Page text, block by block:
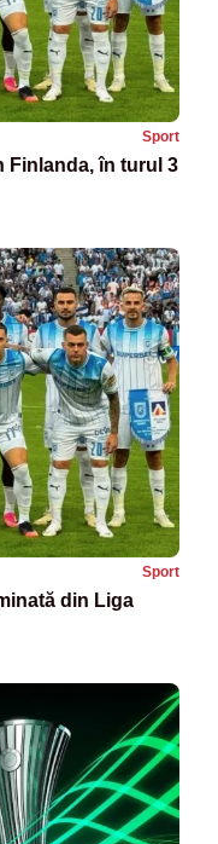
Sport
Finlanda, în turul 3
Sport
din Liga